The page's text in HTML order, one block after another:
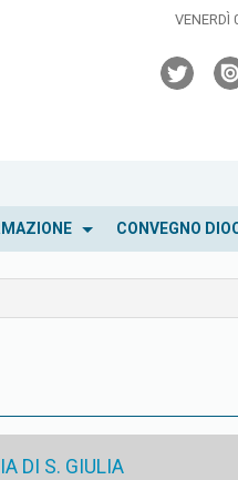
VENERDÌ
twitter
CONVEGNO
DI S. GIULIA